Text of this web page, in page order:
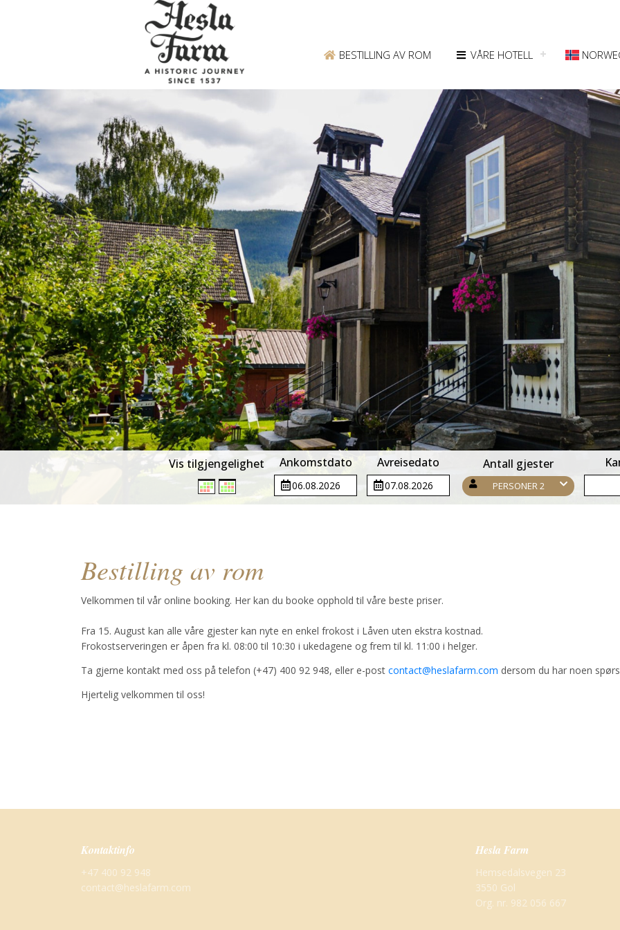
BESTILLING AV ROM VÅRE HOTELL
Vis tilgjengelighet Ankomstdato Avreisedato Antall gjester
PERSONER 2
Bestilling av rom
Velkommen til vår online booking. Her kan du booke opphold til våre beste priser.
Fra 15. August kan alle våre gjester kan nyte en enkel frokost i Låven uten ekstra kostnad.
Frokostserveringen er åpen fra kl. 08:00 til 10:30 i ukedagene og frem til kl. 11:00 i helger.
Ta gjerne kontakt med oss på telefon (+47) 400 92 948, eller e-post contact@heslafarm.com dersom du har noen
Hjertelig velkommen til oss!
Kontaktinfo
+47 400 92 948
contact@heslafarm.com
Hesla Farm
Hemsedalsvegen 23
3550 Gol
Org. nr. 982 056 667